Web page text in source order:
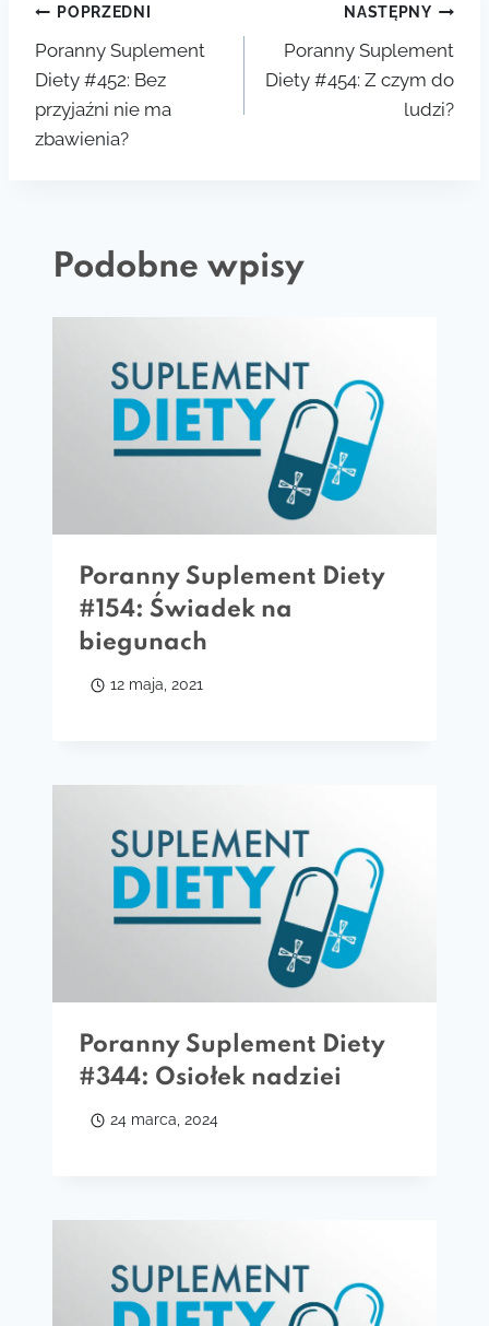
Nawigacja
wpisu
POPRZEDNI
Poranny Suplement
Diety #452: Bez
przyjaźni nie ma
zbawienia?
NASTĘPNY
Poranny Suplement
Diety #454: Z czym do
ludzi?
Podobne wpisy
Poranny Suplement Diety
#154: Świadek na
biegunach
12 maja, 2021
Poranny Suplement Diety
#344: Osiołek nadziei
24 marca, 2024